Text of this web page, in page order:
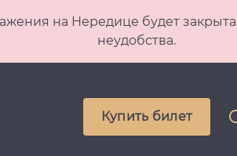
на Нередице будет
неудобства.
Купить билет